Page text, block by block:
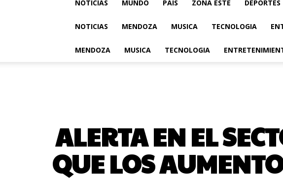
NOTICIAS MUNDO PAIS ZONA ESTE DEPORTES
NOTICIAS MENDOZA MUSICA TECNOLOGIA
MENDOZA MUSICA TECNOLOGIA
ALERTA EN EL
QUE LOS